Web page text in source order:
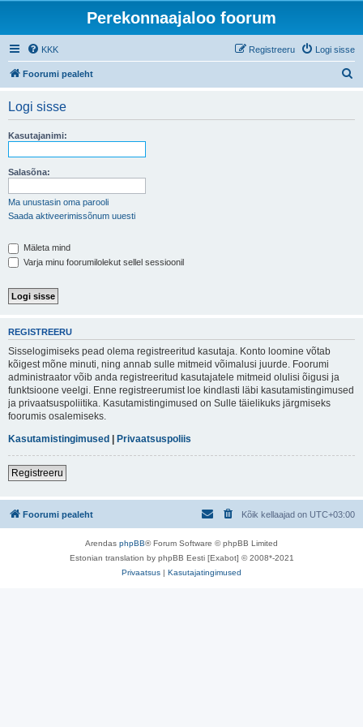
Perekonnaajaloo foorum
KKK Logi sisse
Registreeru
Foorumi pealeht
Logi sisse
Kasutajanimi:
Salasõna:
Ma unustasin oma parooli
Saada aktiveerimissõnum uuesti
Mäleta mind
Varja minu foorumilolekut sellel sessioonil
REGISTREERU
Sisselogimiseks pead olema registreeritud kasutaja. Konto loomine võtab
kõigest mõne minuti, ning annab sulle mitmeid võimalusi juurde. Foorumi
administraator võib anda registreeritud kasutajatele mitmeid olulisi õigusi ja
funktsioone veelgi. Enne registreerumist loe kindlasti läbi kasutamistingimused
ja privaatsuspoliitika. Kasutamistingimused on Sulle täielikuks järgmiseks
foorumis osalemiseks.
Kasutamistingimused | Privaatsuspoliis
Registreeru
Foorumi pealeht Kõik kellaajad on UTC+03:00
Arendas phpBB® Forum Software © phpBB Limited
Estonian translation by phpBB Eesti [Exabot] © 2008*-2021
Privaatsus | Kasutajatingimused